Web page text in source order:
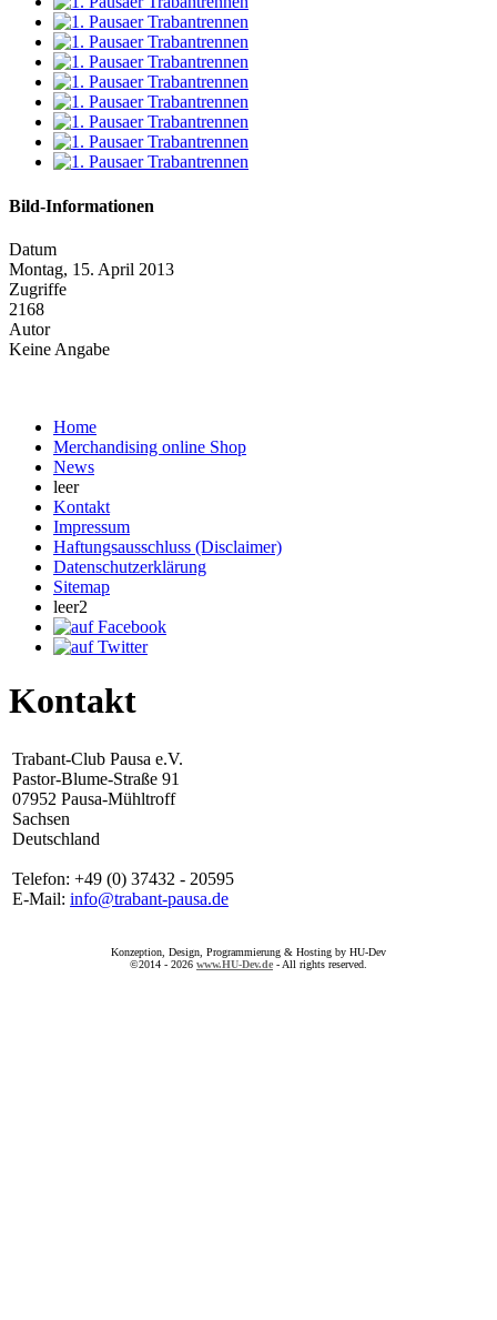
Bild-Informationen
Datum
Montag, 15. April 2013
Zugriffe
2168
Autor
Keine Angabe
Home
Merchandising online Shop
News
leer
Kontakt
Impressum
Haftungsausschluss (Disclaimer)
Datenschutzerklärung
Sitemap
leer2
Kontakt
Trabant-Club Pausa e.V.
Pastor-Blume-Straße 91
07952 Pausa-Mühltroff
Sachsen
Deutschland
Telefon: +49 (0) 37432 - 20595
E-Mail: info@trabant-pausa.de
Konzeption, Design, Programmierung & Hosting by HU-Dev
©2014 - 2026 www.HU-Dev.de - All rights reserved.